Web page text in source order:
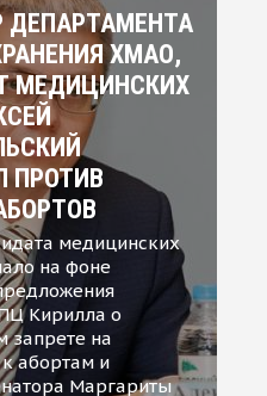
ДЕПАРТАМЕНТА
ХМАО,
МЕДИЦИНСКИХ
ПРОТИВ
медицинских
на фоне
Кирилла о
запрете на
абортам и
Маргариты